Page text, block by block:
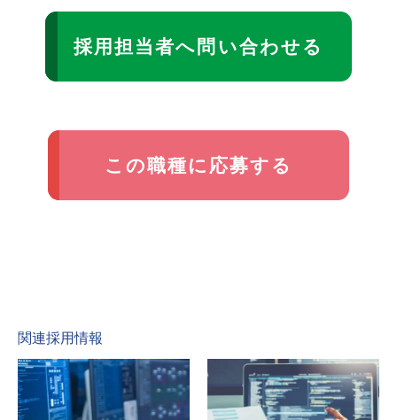
採用担当者へ問い合わせる
この職種に応募する
関連採用情報